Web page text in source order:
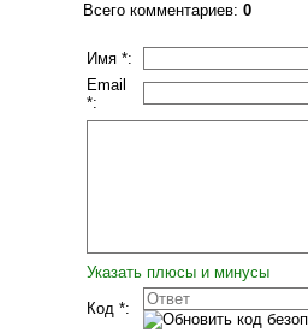
Всего комментариев: 0
Имя *:
Email
*:
Указать плюсы и минусы
Код *: